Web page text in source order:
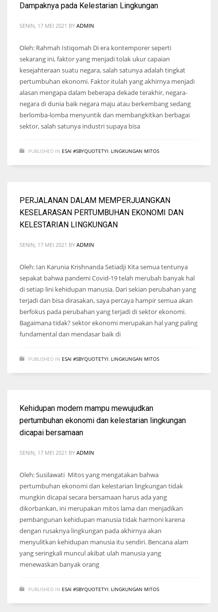
Dampaknya pada Kelestarian Lingkungan
SENIN, 17 MEI 2021 BY ADMIN
Oleh: Rahmah Istiqomah Di era kontemporer seperti
sekarang ini, faktor yang menjadi tolak ukur capaian
kesejahteraan suatu negara, salah satunya adalah tingkat
pertumbuhan ekonomi. Faktor itulah yang akhirnya menjadi
alasan mengapa dalam beberapa dekade terakhir, negara-
negara di dunia baik negara maju atau berkembang sedang
berlomba-lomba menyuntik dan membangkitkan berbagai
sektor, salah satunya industri supaya bisa
PUBLISHED IN ESAI #SBYQUOTETYI LINGKUNGAN MITOS
PERJALANAN DALAM MEMPERJUANGKAN
KESELARASAN PERTUMBUHAN EKONOMI DAN
KELESTARIAN LINGKUNGAN
SENIN, 17 MEI 2021 BY ADMIN
Oleh: Ian Karunia Krishnanda Setiadji Kita semua tentunya
sepakat bahwa pandemi Covid-19 telah merubah banyak hal
di setiap lini kehidupan manusia. Dari sekian perubahan yang
terjadi dan bisa dirasakan, saya percaya hampir semua akan
berfokus pada perubahan yang terjadi di sektor ekonomi.
Bagaimana tidak? sektor ekonomi merupakan hal yang paling
fundamental dan mendasar baik di
PUBLISHED IN ESAI #SBYQUOTETYI LINGKUNGAN MITOS
Kehidupan modern mampu mewujudkan
pertumbuhan ekonomi dan kelestarian lingkungan
dicapai bersamaan
SENIN, 17 MEI 2021 BY ADMIN
Oleh: Susilawati Mitos yang mengatakan bahwa
pertumbuhan ekonomi dan kelestarian lingkungan tidak
mungkin dicapai secara bersamaan harus ada yang
dikorbankan, ini merupakan mitos lama dan menjadikan
pembangunan kehidupan manusia tidak harmoni karena
dengan rusaknya lingkungan pada akhirnya akan
menyulitkan kehidupan manusia itu sendiri. Bencana alam
yang seringkali muncul akibat ulah manusia yang
menewaskan banyak orang
PUBLISHED IN ESAI #SBYQUOTETYI LINGKUNGAN MITOS